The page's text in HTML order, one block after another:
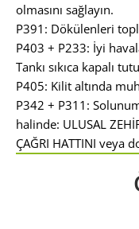
olmasını sağlayın.
P391: Dökülenleri
P403 + P233: İyi
Tankı sıkıca kapalı
P405: Kilit altında
P342 + P311:
halinde: ULUSAL
ÇAĞRI HATTINI veya